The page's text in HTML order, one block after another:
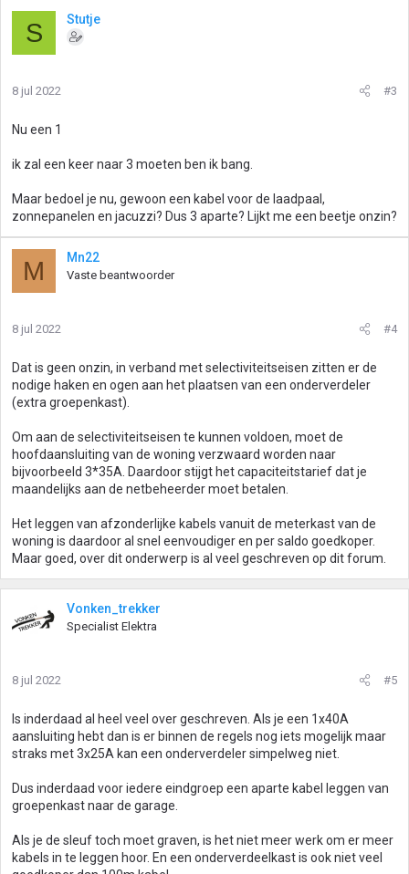
S Stutje
8 jul 2022 #3
Nu een 1
ik zal een keer naar 3 moeten ben ik bang.
Maar bedoel je nu, gewoon een kabel voor de laadpaal,
zonnepanelen en jacuzzi? Dus 3 aparte? Lijkt me een beetje onzin?
M Mn22
Vaste beantwoorder
8 jul 2022 #4
Dat is geen onzin, in verband met selectiviteitseisen zitten er de
nodige haken en ogen aan het plaatsen van een onderverdeler
(extra groepenkast).
Om aan de selectiviteitseisen te kunnen voldoen, moet de
hoofdaansluiting van de woning verzwaard worden naar
bijvoorbeeld 3*35A. Daardoor stijgt het capaciteitstarief dat je
maandelijks aan de netbeheerder moet betalen.
Het leggen van afzonderlijke kabels vanuit de meterkast van de
woning is daardoor al snel eenvoudiger en per saldo goedkoper.
Maar goed, over dit onderwerp is al veel geschreven op dit forum.
Vonken_trekker
Specialist Elektra
8 jul 2022 #5
Is inderdaad al heel veel over geschreven. Als je een 1x40A
aansluiting hebt dan is er binnen de regels nog iets mogelijk maar
straks met 3x25A kan een onderverdeler simpelweg niet.
Dus inderdaad voor iedere eindgroep een aparte kabel leggen van
groepenkast naar de garage.
Als je de sleuf toch moet graven, is het niet meer werk om er meer
kabels in te leggen hoor. En een onderverdeelkast is ook niet veel